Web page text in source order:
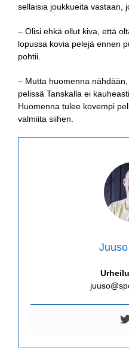
sellaisia joukkueita vastaan,
– Olisi ehkä ollut kiva, että
lopussa kovia pelejä ennen
pohtii.
– Mutta huomenna
pelissä Tanskalla ei
Huomenna tulee kovempi
valmiita siihen.